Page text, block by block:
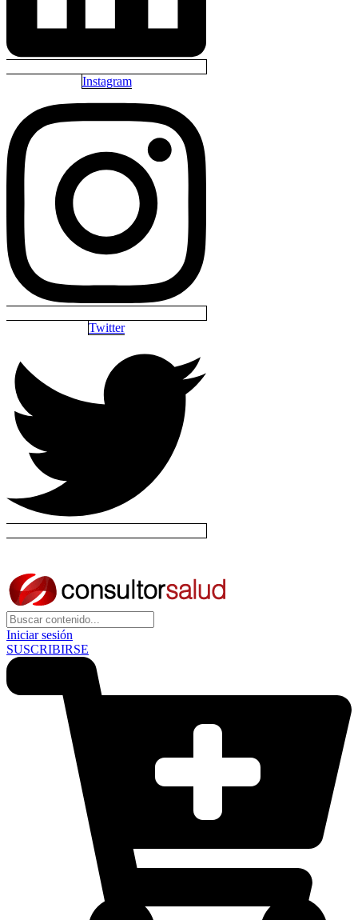
Instagram
Twitter
Iniciar sesión
SUSCRIBIRSE